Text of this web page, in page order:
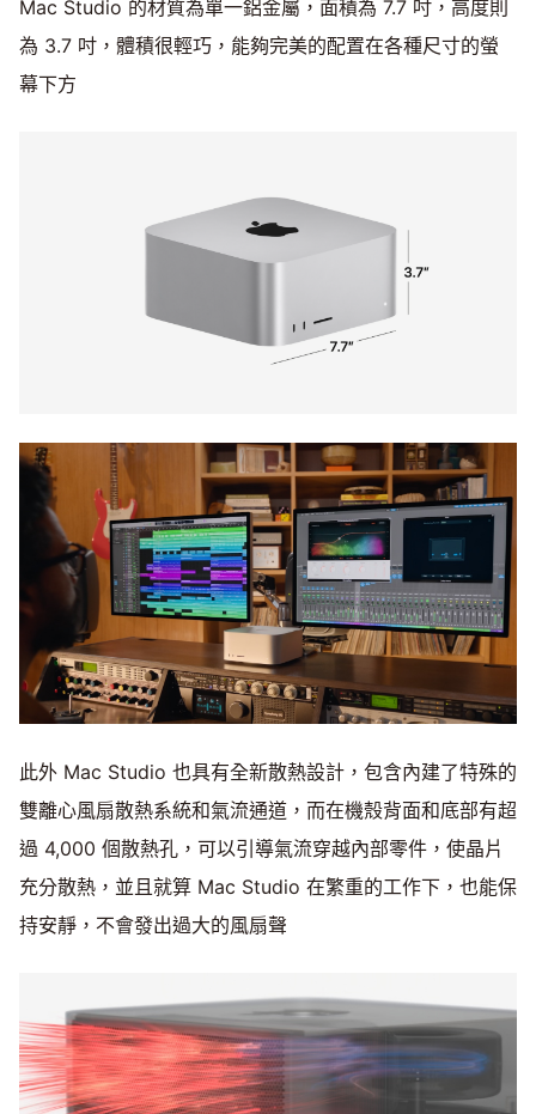
Mac Studio 的材質為單一鋁金屬，面積為 7.7 吋，高度則
為 3.7 吋，體積很輕巧，能夠完美的配置在各種尺寸的螢
幕下方
此外 Mac Studio 也具有全新散熱設計，包含內建了特殊的
雙離心風扇散熱系統和氣流通道，而在機殼背面和底部有超
過 4,000 個散熱孔，可以引導氣流穿越內部零件，使晶片
充分散熱，並且就算 Mac Studio 在繁重的工作下，也能保
持安靜，不會發出過大的風扇聲